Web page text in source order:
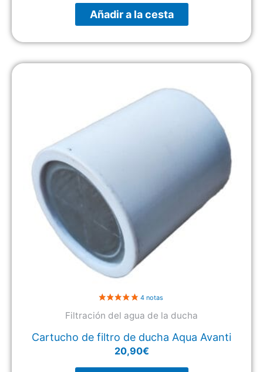
Añadir a la cesta
Filtración del agua de la ducha
Cartucho de filtro de ducha Aqua Avanti
20,90€